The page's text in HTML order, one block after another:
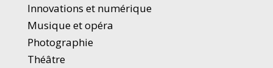
Innovations et numérique
Musique et opéra
Photographie
Théâtre